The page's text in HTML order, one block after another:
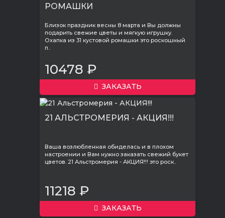
РОМАШКИ
Близок праздник весны 8 марта и Вы должны
подарить свежие цветы и мягкую игрушку.
Охапка из 31 кустовой ромашки это роскошный
п..
10478 ₽
ЗАКАЗАТЬ
21 АЛЬСТРОМЕРИЯ - АКЦИЯ!!!
Ваша возлюбленная обиделась и в плохом
настроении и Вам нужно заказать свежий букет
цветов. 21 Альстромерия - АКЦИЯ!!! это роск..
11218 ₽
ЗАКАЗАТЬ